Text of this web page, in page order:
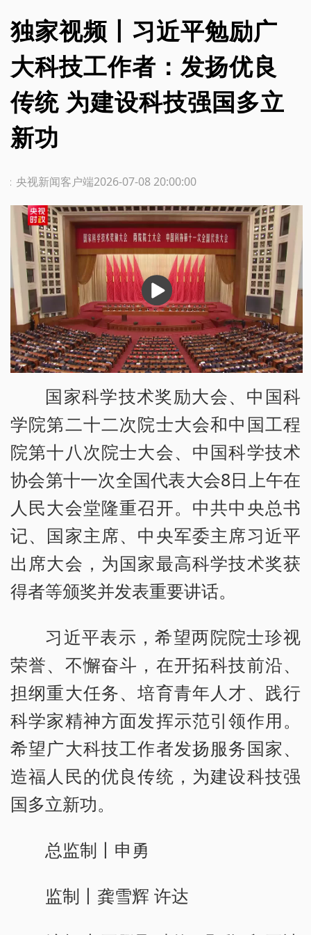
独家视频丨习近平勉励广
大科技工作者：发扬优良
传统 为建设科技强国多立
新功
2026-07-08 20:00:00
：央视新闻客户端
播
放
国家科学技术奖励大会、中国科
学院第二十二次院士大会和中国工程
院第十八次院士大会、中国科学技术
协会第十一次全国代表大会8日上午在
人民大会堂隆重召开。中共中央总书
记、国家主席、中央军委主席习近平
出席大会，为国家最高科学技术奖获
得者等颁奖并发表重要讲话。
习近平表示，希望两院院士珍视
荣誉、不懈奋斗，在开拓科技前沿、
担纲重大任务、培育青年人才、践行
科学家精神方面发挥示范引领作用。
希望广大科技工作者发扬服务国家、
造福人民的优良传统，为建设科技强
国多立新功。
总监制丨申勇
监制丨龚雪辉 许达